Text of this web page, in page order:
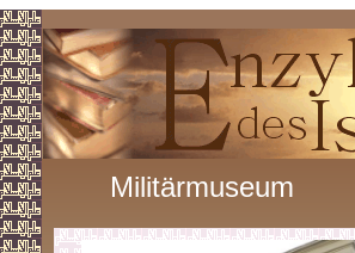
Militärmuseum